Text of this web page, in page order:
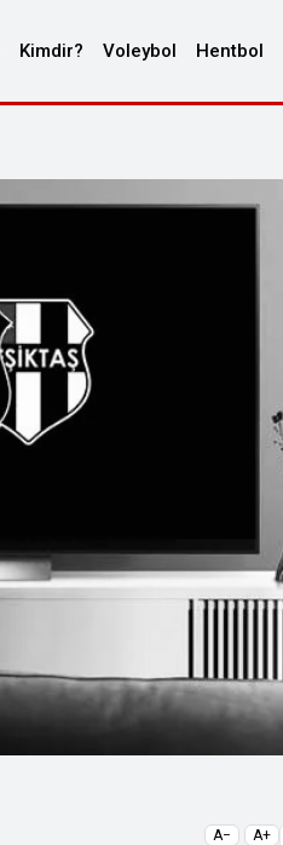
Kimdir? Voleybol Hentbol
A− A+